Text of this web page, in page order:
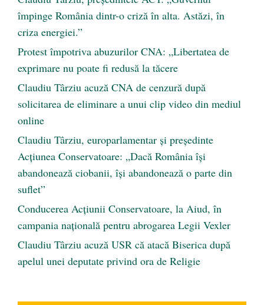
împinge România dintr-o criză în alta. Astăzi, în
criza energiei.”
Protest împotriva abuzurilor CNA: „Libertatea de
exprimare nu poate fi redusă la tăcere
Claudiu Târziu acuză CNA de cenzură după
solicitarea de eliminare a unui clip video din mediul
online
Claudiu Târziu, europarlamentar și președinte
Acțiunea Conservatoare: „Dacă România își
abandonează ciobanii, își abandonează o parte din
suflet”
Conducerea Acțiunii Conservatoare, la Aiud, în
campania națională pentru abrogarea Legii Vexler
Claudiu Târziu acuză USR că atacă Biserica după
apelul unei deputate privind ora de Religie